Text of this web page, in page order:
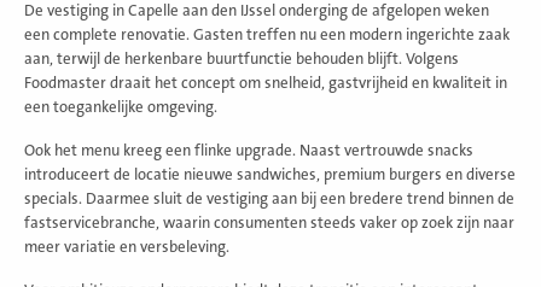
De vestiging in Capelle aan den IJssel onderging de afgelopen weken
een complete renovatie. Gasten treffen nu een modern ingerichte zaak
aan, terwijl de herkenbare buurtfunctie behouden blijft. Volgens
Foodmaster draait het concept om snelheid, gastvrijheid en kwaliteit in
een toegankelijke omgeving.
Ook het menu kreeg een flinke upgrade. Naast vertrouwde snacks
introduceert de locatie nieuwe sandwiches, premium burgers en diverse
specials. Daarmee sluit de vestiging aan bij een bredere trend binnen de
fastservicebranche, waarin consumenten steeds vaker op zoek zijn naar
meer variatie en versbeleving.